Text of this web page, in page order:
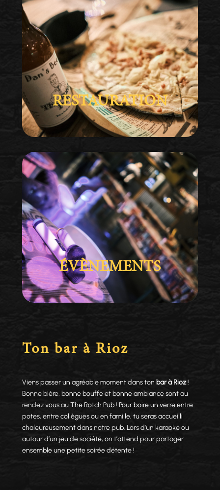
RESTAURATION
ÉVÈNEMENTS
Ton bar à Rioz
Viens passer un agréable moment dans ton bar à Rioz!
Bonne bière, bonne bouffe et bonne ambiance sont au
rendez vous au The Rotch Pub ! Pour boire un verre entre
potes, entre collègues ou en famille, tu seras accueilli
chaleureusement dans notre pub. Lors d’un karaoké ou
autour d’un jeu de société, on t’attend pour partager
ensemble une petite soirée détente !